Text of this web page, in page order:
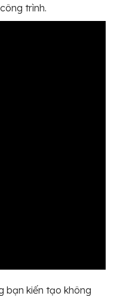
trình.
bạn kiến tạo không